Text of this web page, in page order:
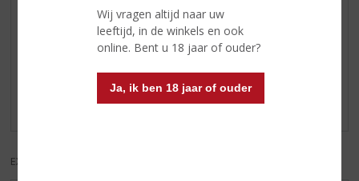
Wij vragen altijd naar uw
leeftijd, in de winkels en ook
online. Bent u 18 jaar of ouder?
Ja, ik ben 18 jaar of ouder
Reviews
Schrijf een review
Er zijn nog geen reviews geplaatst voor dit product
EXCL. BTW